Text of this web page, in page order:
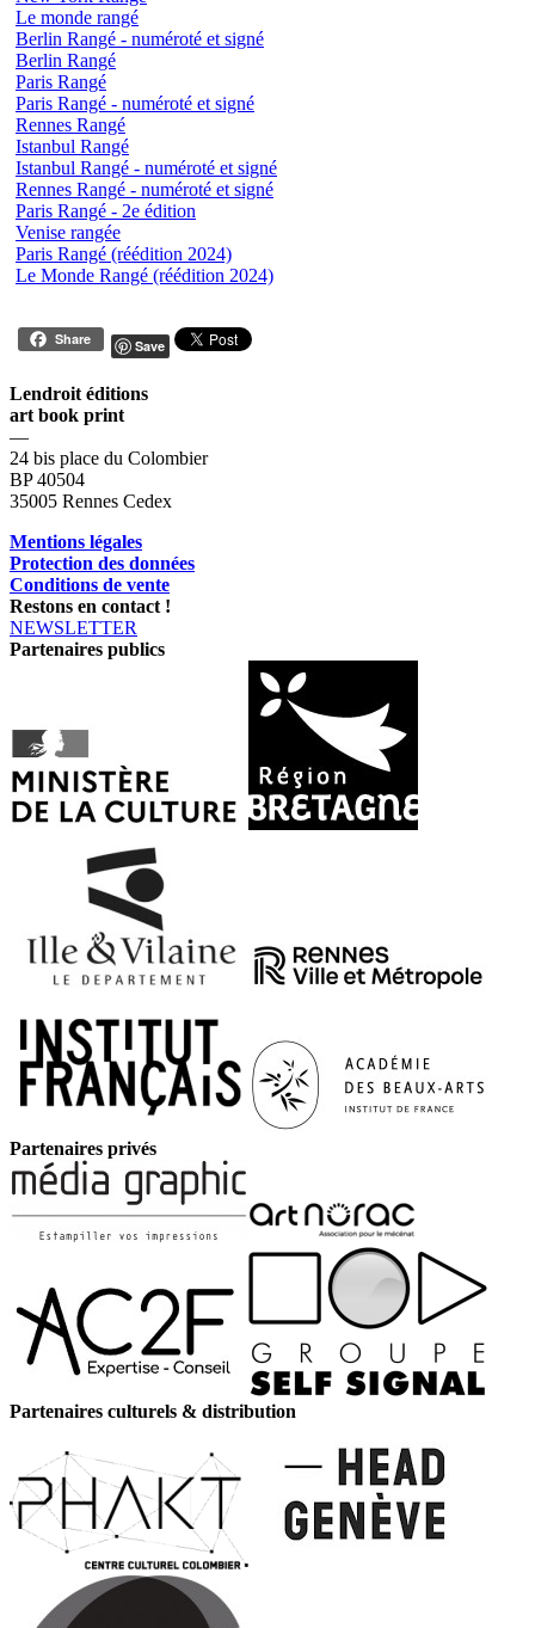
Le monde rangé
Berlin Rangé - numéroté et signé
Berlin Rangé
Paris Rangé
Paris Rangé - numéroté et signé
Rennes Rangé
Istanbul Rangé
Istanbul Rangé - numéroté et signé
Rennes Rangé - numéroté et signé
Paris Rangé - 2e édition
Venise rangée
Paris Rangé (réédition 2024)
Le Monde Rangé (réédition 2024)
Share Save
Lendroit éditions
art book print
—
24 bis place du Colombier
BP 40504
35005 Rennes Cedex
Mentions légales
Protection des données
Conditions de vente
Restons en contact !
NEWSLETTER
Partenaires publics
Partenaires privés
Partenaires culturels & distribution